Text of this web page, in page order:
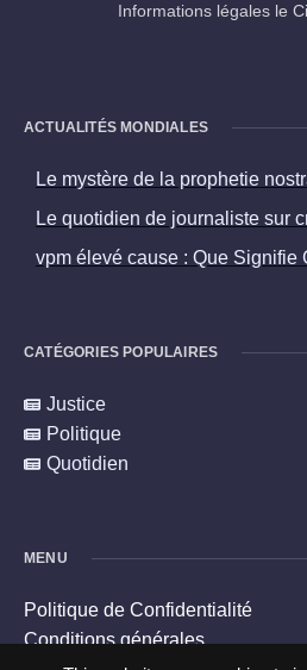
Informations légales le
ACTUALITÉS MONDIALES
Le mystère de la prophetie
Le quotidien de journaliste sur
vpm élevé cause : Que Signifie
CATÉGORIES POPULAIRES
Justice
Politique
Quotidien
MENU
Politique de Confidentialité
Conditions générales